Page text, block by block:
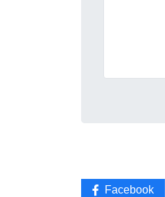
Facebook